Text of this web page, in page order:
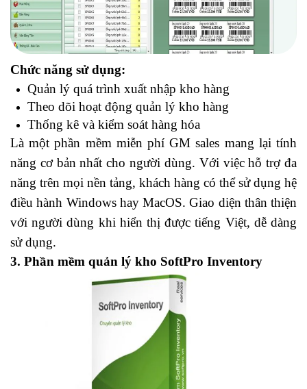
Chức năng sử dụng:
Quản lý quá trình xuất nhập kho hàng
Theo dõi hoạt động quản lý kho hàng
Thống kê và kiểm soát hàng hóa
Là một phần mềm miễn phí GM sales mang lại tính
năng cơ bản nhất cho người dùng. Với việc hỗ trợ đa
năng trên mọi nền tảng, khách hàng có thể sử dụng hệ
điều hành Windows hay MacOS. Giao diện thân thiện
với người dùng khi hiển thị được tiếng Việt, dễ dàng
sử dụng.
3. Phần mềm quản lý kho SoftPro Inventory